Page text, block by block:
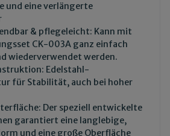
und eine verlängerte
& pflegeleicht: Kann mit
CK-003A ganz einfach
wiederverwendet werden.
Edelstahl-
für Stabilität, auch bei hoher
Der speziell entwickelte
garantiert eine langlebige,
und eine große Oberfläche